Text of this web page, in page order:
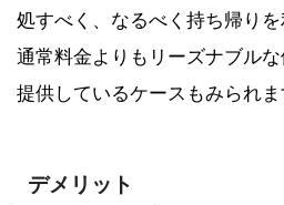
処すべく、なるべく持ち帰り
通常料金よりもリーズナブル
提供しているケースもみられま
デメリット